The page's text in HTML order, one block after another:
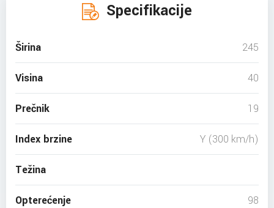
Specifikacije
Širina 245
Visina 40
Prečnik 19
Index brzine Y (300 km/h)
Težina
Opterećenje 98